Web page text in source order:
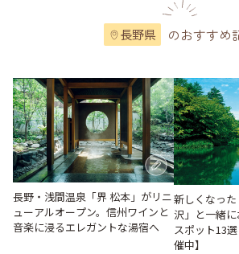
長野県 のおすすめ
長野・浅間温泉「界 松本」がリニ
ューアルオープン。信州ワインと
音楽に浸るエレガントな湯宿へ
新しくなっ
沢」と一緒
スポット13
催中】